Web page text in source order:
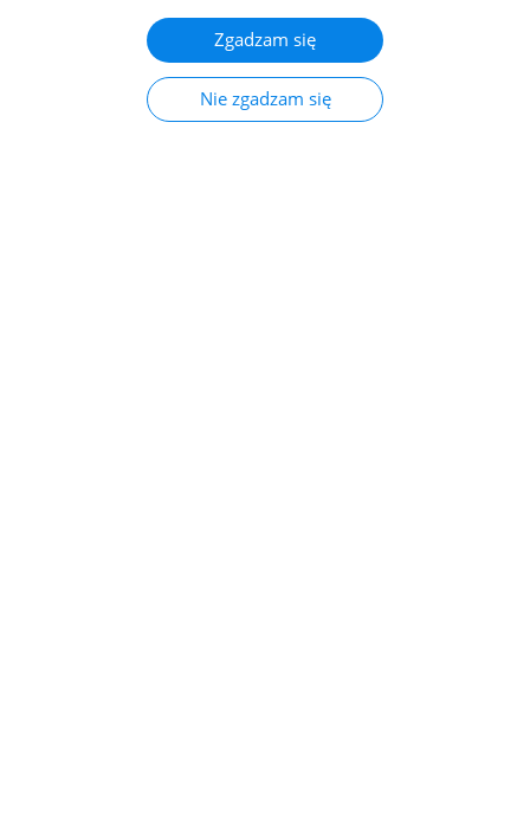
Zgadzam się
Nie zgadzam się
Diagnostyka osteoporozy u pacjentów z
reumatoidalnym zapaleniem stawów
Małgorzata Węgierska,Marta Dura,Einat Blumfield,
Marzena Waszczak, Sławomir Jeka